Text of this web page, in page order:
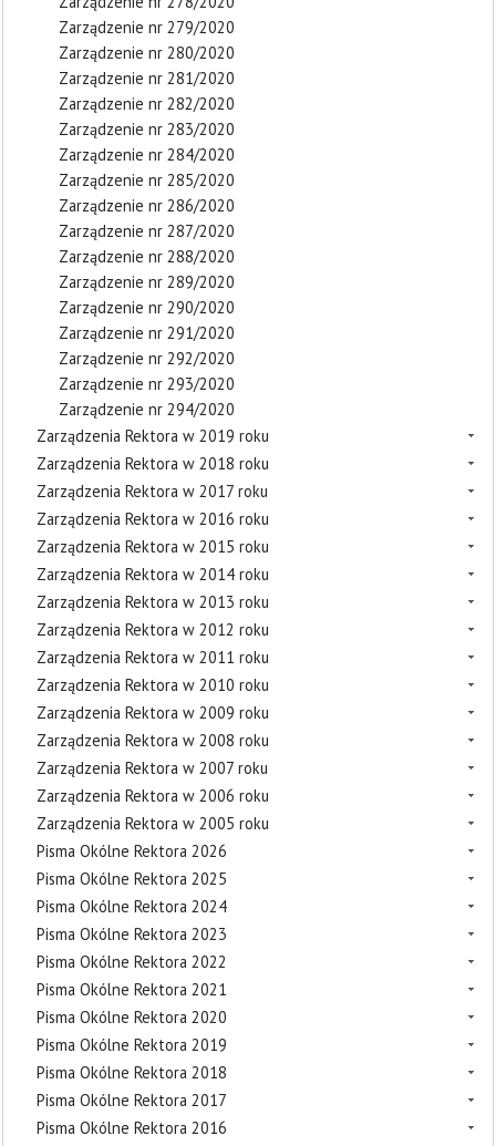
Zarządzenie nr 279/2020
Zarządzenie nr 280/2020
Zarządzenie nr 281/2020
Zarządzenie nr 282/2020
Zarządzenie nr 283/2020
Zarządzenie nr 284/2020
Zarządzenie nr 285/2020
Zarządzenie nr 286/2020
Zarządzenie nr 287/2020
Zarządzenie nr 288/2020
Zarządzenie nr 289/2020
Zarządzenie nr 290/2020
Zarządzenie nr 291/2020
Zarządzenie nr 292/2020
Zarządzenie nr 293/2020
Zarządzenie nr 294/2020
Zarządzenia Rektora w 2019 roku
Zarządzenia Rektora w 2018 roku
Zarządzenia Rektora w 2017 roku
Zarządzenia Rektora w 2016 roku
Zarządzenia Rektora w 2015 roku
Zarządzenia Rektora w 2014 roku
Zarządzenia Rektora w 2013 roku
Zarządzenia Rektora w 2012 roku
Zarządzenia Rektora w 2011 roku
Zarządzenia Rektora w 2010 roku
Zarządzenia Rektora w 2009 roku
Zarządzenia Rektora w 2008 roku
Zarządzenia Rektora w 2007 roku
Zarządzenia Rektora w 2006 roku
Zarządzenia Rektora w 2005 roku
Pisma Okólne Rektora 2026
Pisma Okólne Rektora 2025
Pisma Okólne Rektora 2024
Pisma Okólne Rektora 2023
Pisma Okólne Rektora 2022
Pisma Okólne Rektora 2021
Pisma Okólne Rektora 2020
Pisma Okólne Rektora 2019
Pisma Okólne Rektora 2018
Pisma Okólne Rektora 2017
Pisma Okólne Rektora 2016